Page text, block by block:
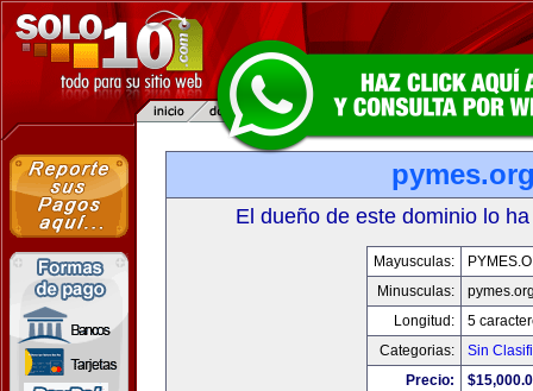
El dueño de este dominio lo
Mayusculas:
Minusculas:
Longitud:
5
Categorias:
Sin
Precio: